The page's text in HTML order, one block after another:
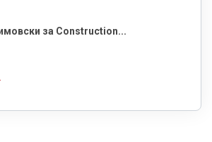
за Construction...